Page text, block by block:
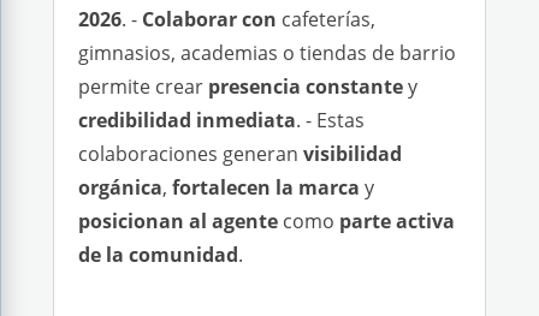
2026. - Colaborar con cafeterías,
gimnasios, academias o tiendas de barrio
permite crear presencia constantey
credibilidad inmediata. - Estas
colaboraciones generan visibilidad
orgánica, fortalecen la marca y
posicionan al agente como parte activa
de la comunidad.